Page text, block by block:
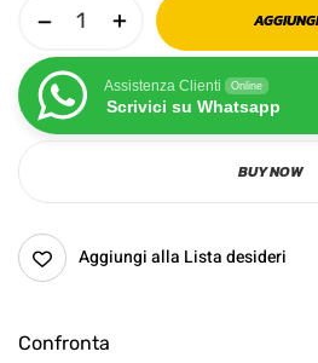
Assistenza Clienti Online
Scrivici su Whatsapp
BUY NOW
Aggiungi alla Lista desideri
Confronta